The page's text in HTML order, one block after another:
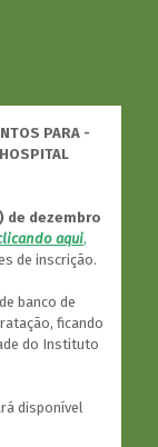
PARA -
de dezembro
aqui,
de inscrição.
banco de
ficando
do Instituto
disponível